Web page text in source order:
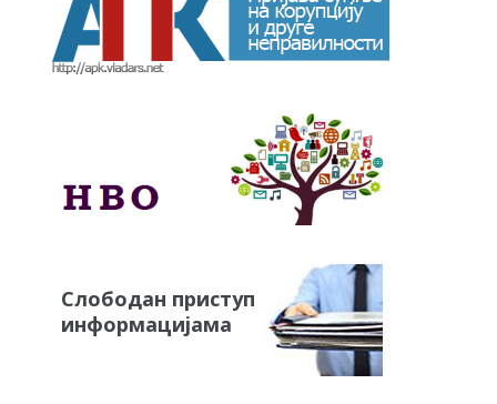
Слободан приступ
информацијама